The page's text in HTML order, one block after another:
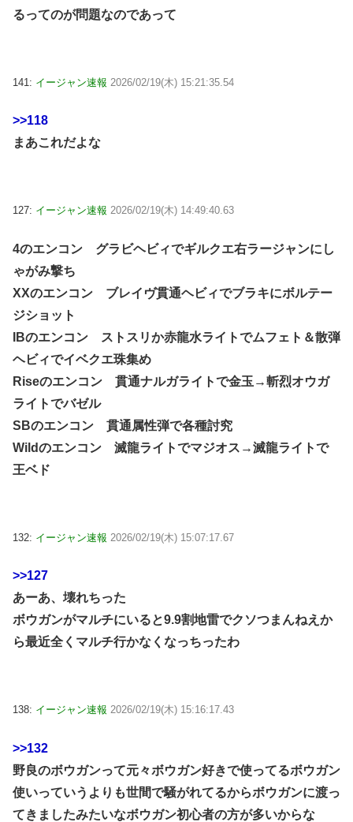
るってのが問題なのであって
141: イージャン速報 2026/02/19(木) 15:21:35.54
>>118
まあこれだよな
127: イージャン速報 2026/02/19(木) 14:49:40.63
4のエンコン グラビヘビィでギルクエ右ラージャンにし
ゃがみ撃ち
XXのエンコン ブレイヴ貫通ヘビィでブラキにボルテー
ジショット
IBのエンコン ストスリか赤龍水ライトでムフェト＆散弾
ヘビィでイベクエ珠集め
Riseのエンコン 貫通ナルガライトで金玉→斬烈オウガ
ライトでバゼル
SBのエンコン 貫通属性弾で各種討究
Wildのエンコン 滅龍ライトでマジオス→滅龍ライトで
王ベド
132: イージャン速報 2026/02/19(木) 15:07:17.67
>>127
あーあ、壊れちった
ボウガンがマルチにいると9.9割地雷でクソつまんねえか
ら最近全くマルチ行かなくなっちったわ
138: イージャン速報 2026/02/19(木) 15:16:17.43
>>132
野良のボウガンって元々ボウガン好きで使ってるボウガン
使いっていうよりも世間で騒がれてるからボウガンに渡っ
てきましたみたいなボウガン初心者の方が多いからな